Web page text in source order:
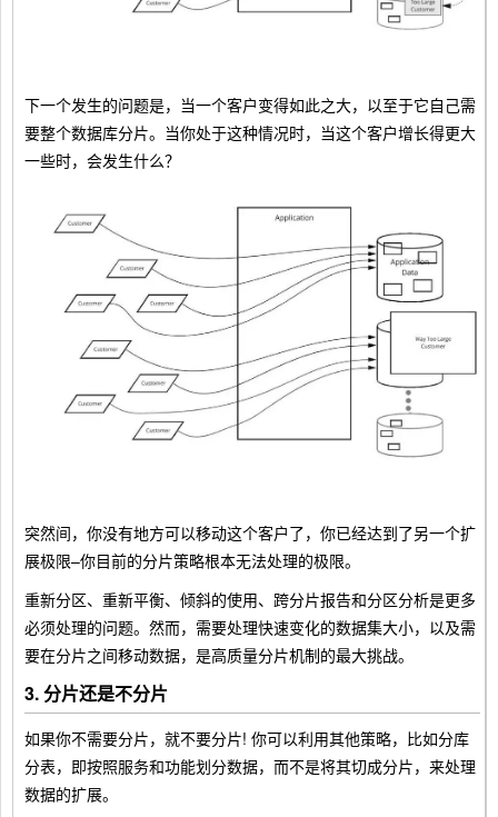
下一个发生的问题是，当一个客户变得如此之大，以至于它自己需
要整个数据库分片。当你处于这种情况时，当这个客户增长得更大
一些时，会发生什么？
突然间，你没有地方可以移动这个客户了，你已经达到了另一个扩
展极限–你目前的分片策略根本无法处理的极限。
重新分区、重新平衡、倾斜的使用、跨分片报告和分区分析是更多
必须处理的问题。然而，需要处理快速变化的数据集大小，以及需
要在分片之间移动数据，是高质量分片机制的最大挑战。
3. 分片还是不分片
如果你不需要分片，就不要分片! 你可以利用其他策略，比如分库
分表，即按照服务和功能划分数据，而不是将其切成分片，来处理
数据的扩展。